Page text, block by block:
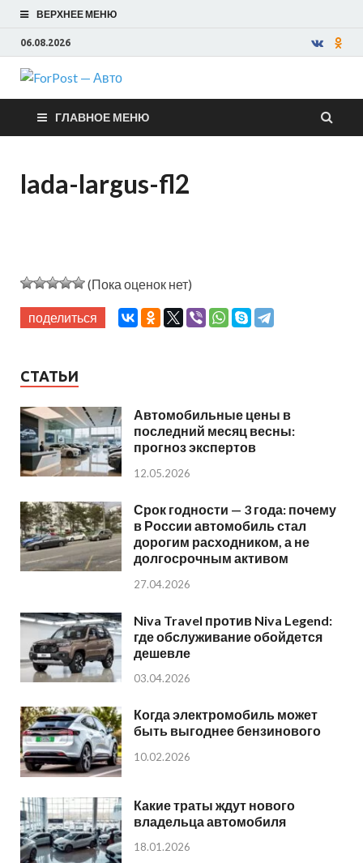
ВЕРХНЕЕ МЕНЮ
06.08.2026
ForPost —
Авто
ГЛАВНОЕ МЕНЮ
lada-largus-fl2
(Пока оценок нет)
поделиться
СТАТЬИ
Автомобильные цены в
последний месяц весны:
прогноз экспертов
12.05.2026
Срок годности — 3 года: почему
в России автомобиль стал
дорогим расходником, а не
долгосрочным активом
27.04.2026
Niva Travel против Niva Legend:
где обслуживание обойдется
дешевле
03.04.2026
Когда электромобиль может
быть выгоднее бензинового
10.02.2026
Какие траты ждут нового
владельца автомобиля
18.01.2026